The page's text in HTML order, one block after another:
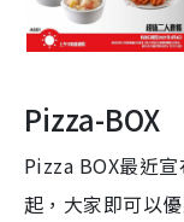
Pizza-BOX
Pizza BOX最近
起，大家即可以